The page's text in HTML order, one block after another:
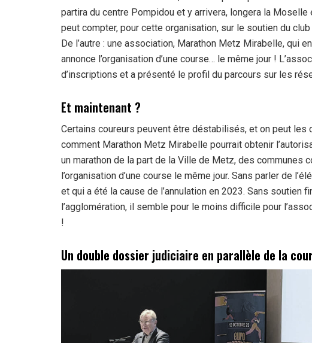
partira du centre Pompidou et y arrivera, longera la
peut compter, pour cette organisation, sur le soutien du
De l’autre : une association, Marathon Metz Mirabelle, qui
annonce l’organisation d’une course… le même jour !
d’inscriptions et a présenté le profil du parcours sur les
Et maintenant ?
Certains coureurs peuvent être déstabilisés, et on peut les
comment Marathon Metz Mirabelle pourrait obtenir
un marathon de la part de la Ville de Metz, des communes
l’organisation d’une course le même jour. Sans parler de
et qui a été la cause de l’annulation en 2023. Sans soutien
l’agglomération, il semble pour le moins difficile pour
!
Un double dossier judiciaire en parallèle de la